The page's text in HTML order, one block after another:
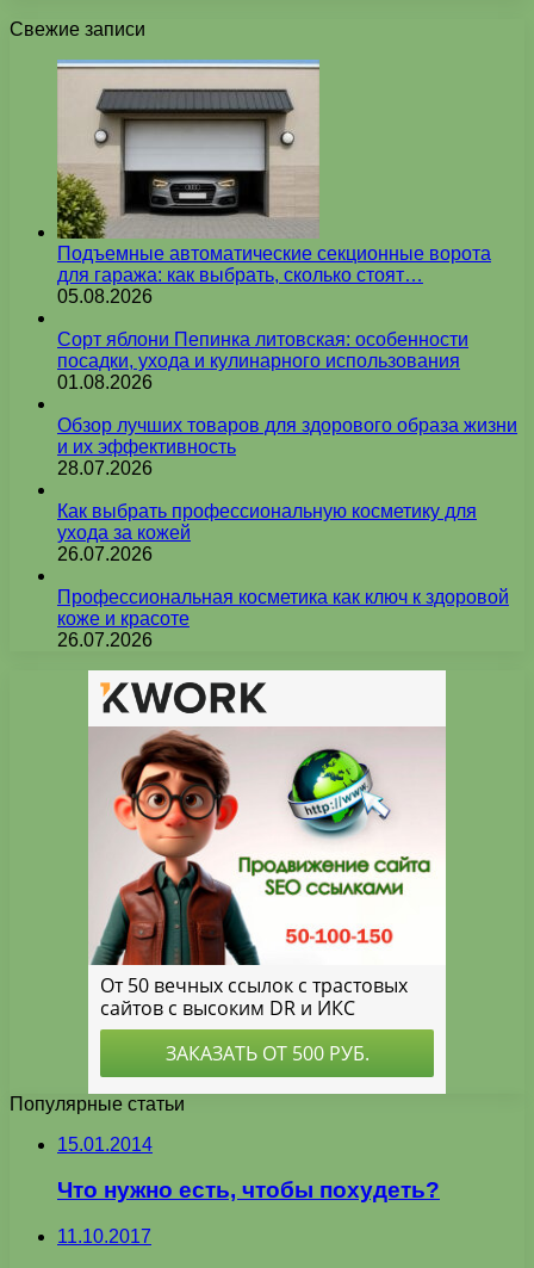
Свежие записи
Подъемные автоматические секционные ворота
для гаража: как выбрать, сколько стоят…
05.08.2026
Сорт яблони Пепинка литовская: особенности
посадки, ухода и кулинарного использования
01.08.2026
Обзор лучших товаров для здорового образа жизни
и их эффективность
28.07.2026
Как выбрать профессиональную косметику для
ухода за кожей
26.07.2026
Профессиональная косметика как ключ к здоровой
коже и красоте
26.07.2026
Популярные статьи
15.01.2014
Что нужно есть, чтобы похудеть?
11.10.2017